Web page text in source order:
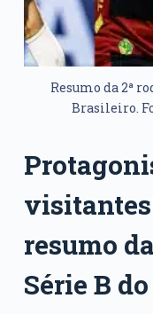
Resumo da 2ª
Brasileiro.
resumo
Série B